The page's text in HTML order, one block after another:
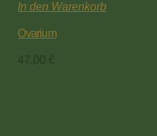
In den Warenkorb
Ovarium
47,00 €